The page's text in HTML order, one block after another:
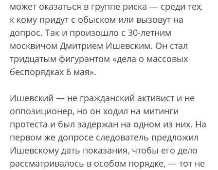
может оказаться в группе риска — среди тех,
к кому придут с обыском или вызовут на
допрос. Так и произошло с 30-летним
москвичом Дмитрием Ишевским. Он стал
тридцатым фигурантом «дела о массовых
беспорядках 6 мая».
Ишевский — не гражданский активист и не
оппозиционер, но он ходил на митинги
протеста и был задержан на одном из них. На
первом же допросе следователь предложил
Ишевскому дать показания, чтобы его дело
рассматривалось в особом порядке, — тот не